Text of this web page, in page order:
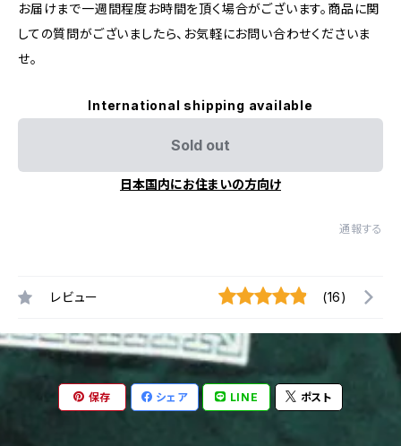
お届けまで一週間程度お時間を頂く場合がございます。商品に関
しての質問がございましたら、お気軽にお問い合わせくださいま
せ。
International shipping available
Sold out
日本国内にお住まいの方向け
通報する
レビュー (16)
保存 シェア LINE ポスト